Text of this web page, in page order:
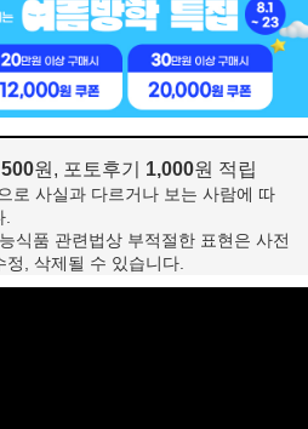
500원, 포토후기 1,000원 적립
로 사실과 다르거나 보는 사람에 따
.
식품 관련법상 부적절한 표현은 사전
정, 삭제될 수 있습니다.